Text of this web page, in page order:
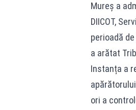
Mureș a
DIICOT,
perioadă
a arătat
Instanța a
ori a